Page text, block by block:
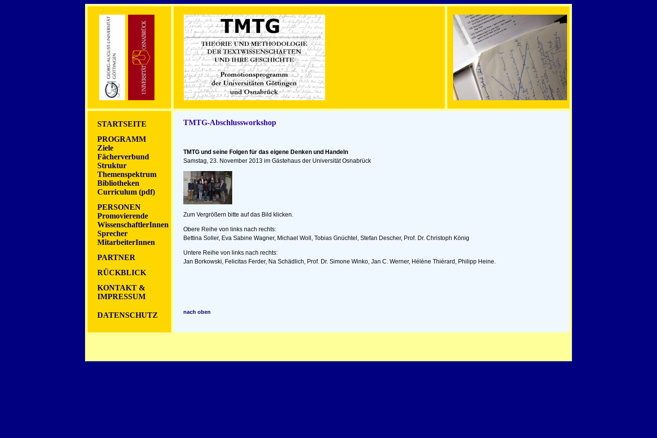
STARTSEITE
PROGRAMM
Ziele
Fächerverbund
Struktur
Themenspektrum
Bibliotheken
Curriculum (pdf)
PERSONEN
Promovierende
WissenschaftlerInnen
Sprecher
MitarbeiterInnen
PARTNER
RÜCKBLICK
KONTAKT &
IMPRESSUM
DATENSCHUTZ
TMTG-Abschlussworkshop
TMTG und seine Folgen für das eigene Denken und Handeln
Samstag, 23. November 2013 im Gästehaus der Universität Osnabrück
Zum Vergrößern bitte auf das Bild klicken.
Obere Reihe von links nach rechts:
Bettina Soller, Eva Sabine Wagner, Michael Woll, Tobias Gnüchtel, Stefan Descher, Prof. Dr. Christoph König
Untere Reihe von links nach rechts:
Jan Borkowski, Felicitas Ferder, Na Schädlich, Prof. Dr. Simone Winko, Jan C. Werner, Hélène Thiérard, Philipp Heine.
nach oben